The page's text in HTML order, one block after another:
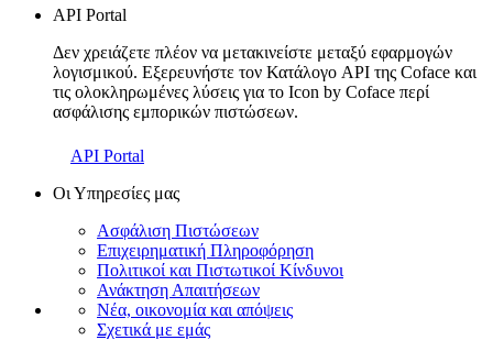
API Portal
Δεν χρειάζετε πλέον να μετακινείστε μεταξύ εφαρμογών
λογισμικού. Εξερευνήστε τον Κατάλογο API της Coface και
τις ολοκληρωμένες λύσεις για το Icon by Coface περί
ασφάλισης εμπορικών πιστώσεων.
API Portal
Οι Υπηρεσίες μας
Ασφάλιση Πιστώσεων
Επιχειρηματική Πληροφόρηση
Πολιτικοί και Πιστωτικοί Κίνδυνοι
Ανάκτηση Απαιτήσεων
Νέα, οικονομία και απόψεις
Σχετικά με εμάς